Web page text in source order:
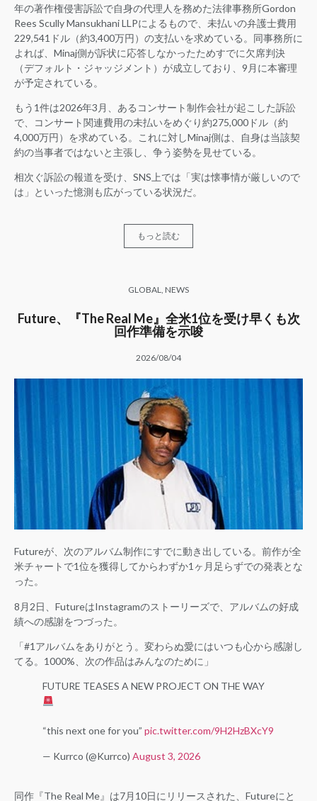
年の著作権侵害訴訟で自身の代理人を務めた法律事務所Gordon
Rees Scully Mansukhani LLPによるもので、未払いの弁護士費用
229,541ドル（約3,400万円）の支払いを求めている。同事務所に
よれば、Minaj側が訴状に応答しなかったためすでに欠席判決
（デフォルト・ジャッジメント）が成立しており、9月に本審理
が予定されている。
もう1件は2026年3月、あるコンサート制作会社が起こした訴訟
で、コンサート関連費用の未払いをめぐり約275,000ドル（約
4,000万円）を求めている。これに対しMinaj側は、自身は当該契
約の当事者ではないと主張し、争う姿勢を見せている。
相次ぐ訴訟の報道を受け、SNS上では「実は懐事情が厳しいので
は」といった憶測も広がっている状況だ。
もっと読む
GLOBAL NEWS
Future、『The Real Me』全米1位を受け早くも次
回作準備を示唆
2026/08/04
Futureが、次のアルバム制作にすでに動き出している。前作が全
米チャートで1位を獲得してからわずか1ヶ月足らずでの発表とな
った。
8月2日、FutureはInstagramのストーリーズで、アルバムの好成
績への感謝をつづった。
「#1アルバムをありがとう。変わらぬ愛にはいつも心から感謝し
てる。1000%、次の作品はみんなのために」
FUTURE TEASES A NEW PROJECT ON THE WAY
“this next one for you” pic.twitter.com/9H2HzBXcY9
— Kurrco (@Kurrco) August 3, 2026
同作『The Real Me』は7月10日にリリースされた、Futureにと